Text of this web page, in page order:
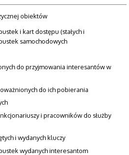
obiektów
i kart dostępu (stałych i
samochodowych
do przyjmowania interesantów w
do ich pobierania
i pracowników do służby
i wydanych kluczy
wydanych interesantom